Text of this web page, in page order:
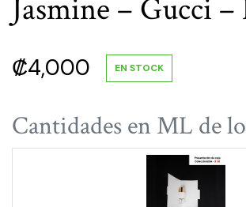
Jasmine – Gucci –
₡4,000 EN STOCK
Cantidades en ML de